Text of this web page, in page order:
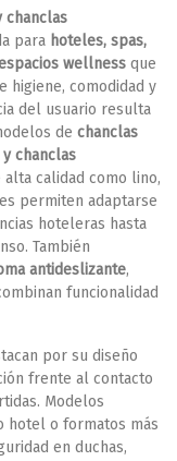
chanclas
para hoteles, spas,
wellness que
higiene, comodidad y
del usuario resulta
de chanclas
chanclas
calidad como lino,
permiten adaptarse
hoteleras hasta
También
antideslizante,
funcionalidad
por su diseño
frente al contacto
Modelos
hotel o formatos más
en duchas,